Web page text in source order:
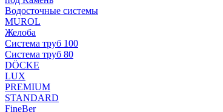
Водосточные системы
MUROL
Желоба
Система труб 100
Система труб 80
DÖCKE
LUX
PREMIUM
STANDARD
FineBer